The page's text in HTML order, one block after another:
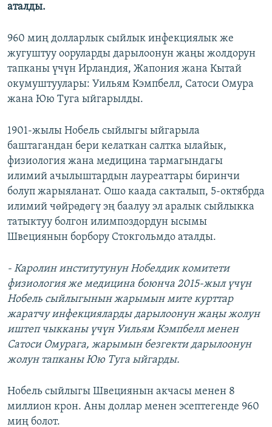
аталды.
960 миң долларлык сыйлык инфекциялык же
жугуштуу ооруларды дарылоонун жаңы жолдорун
тапканы үчүн Ирландия, Жапония жана Кытай
окумуштуулары: Уильям Кэмпбелл, Сатоси Омура
жана Юю Туга ыйгарылды.
1901-жылы Нобель сыйлыгы ыйгарыла
баштагандан бери келаткан салтка ылайык,
физиология жана медицина тармагындагы
илимий ачылыштардын лауреаттары биринчи
болуп жарыяланат. Ошо каада сакталып, 5-октябрда
илимий чөйрөдөгү эң баалуу эл аралык сыйлыкка
татыктуу болгон илимпоздордун ысымы
Швециянын борбору Стокгольмдо аталды.
- Каролин институтунун Нобелдик комитети
физиология же медицина боюнча 2015-жыл үчүн
Нобель сыйлыгынын жарымын мите курттар
жаратчу инфекцияларды дарылоонун жаңы жолун
иштеп чыкканы үчүн Уильям Кэмпбелл менен
Сатоси Омурага, жарымын безгекти дарылоонун
жолун тапканы Юю Туга ыйгарды.
Нобель сыйлыгы Швециянын акчасы менен 8
миллион крон. Аны доллар менен эсептегенде 960
миң болот.